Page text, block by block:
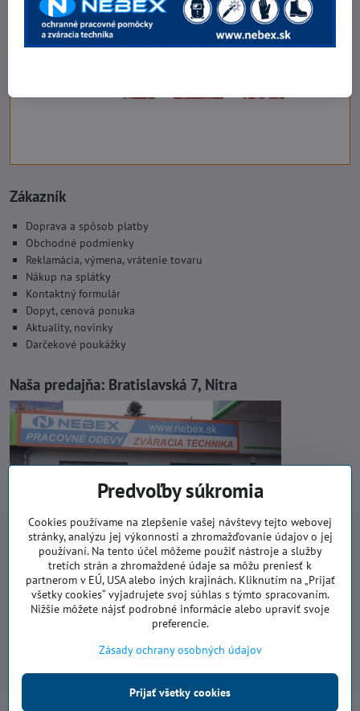
Zákazník
Doprava a spôsob platby
Obchodné podmienky
Reklamácia, výmena, vrátenie tovaru
Nákup na splátky
Kontaktný formulár
Dopyt, cenová ponuka
Aktuality, novinky
Darčekové poukážky
Naša predajňa: Bratislavská 7, Nitra
©2026Copyright
Predvoľby súkromia
Cookies používame na zlepšenie vašej návštevy tejto webovej
stránky, analýzu jej výkonnosti a zhromažďovanie údajov o jej
používaní. Na tento účel môžeme použiť nástroje a služby
tretích strán a zhromaždené údaje sa môžu preniesť k
partnerom v EÚ, USA alebo iných krajinách. Kliknutím na „Prijať
všetky cookies“ vyjadrujete svoj súhlas s týmto spracovaním.
Nižšie môžete nájsť podrobné informácie alebo upraviť svoje
preferencie.
Zásady ochrany osobných údajov
Prijať všetky cookies